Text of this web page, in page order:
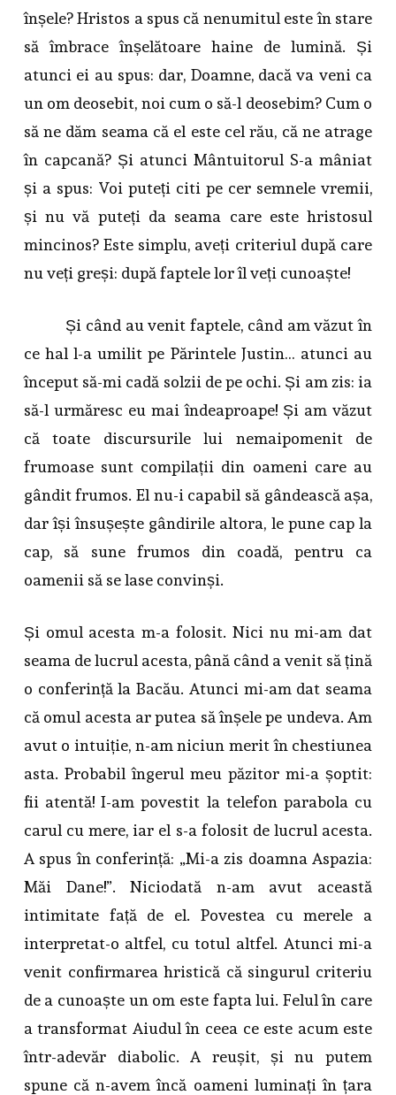
înșele? Hristos a spus că nenumitul este în stare
să îmbrace înșelătoare haine de lumină. Și
atunci ei au spus: dar, Doamne, dacă va veni ca
un om deosebit, noi cum o să-l deosebim? Cum o
să ne dăm seama că el este cel rău, că ne atrage
în capcană? Și atunci Mântuitorul S-a mâniat
și a spus: Voi puteți citi pe cer semnele vremii,
și nu vă puteți da seama care este hristosul
mincinos? Este simplu, aveți criteriul după care
nu veți greși: după faptele lor îl veți cunoaște!
Și când au venit faptele, când am văzut în
ce hal l-a umilit pe Părintele Justin… atunci au
început să-mi cadă solzii de pe ochi. Și am zis: ia
să-l urmăresc eu mai îndeaproape! Și am văzut
că toate discursurile lui nemaipomenit de
frumoase sunt compilații din oameni care au
gândit frumos. El nu-i capabil să gândească așa,
dar își însușește gândirile altora, le pune cap la
cap, să sune frumos din coadă, pentru ca
oamenii să se lase convinși.
Și omul acesta m-a folosit. Nici nu mi-am dat
seama de lucrul acesta, până când a venit să țină
o conferință la Bacău. Atunci mi-am dat seama
că omul acesta ar putea să înșele pe undeva. Am
avut o intuiție, n-am niciun merit în chestiunea
asta. Probabil îngerul meu păzitor mi-a șoptit:
fii atentă! I-am povestit la telefon parabola cu
carul cu mere, iar el s-a folosit de lucrul acesta.
A spus în conferință: „Mi-a zis doamna Aspazia:
Măi Dane!”. Niciodată n-am avut această
intimitate față de el. Povestea cu merele a
interpretat-o altfel, cu totul altfel. Atunci mi-a
venit confirmarea hristică că singurul criteriu
de a cunoaște un om este fapta lui. Felul în care
a transformat Aiudul în ceea ce este acum este
într-adevăr diabolic. A reușit, și nu putem
spune că n-avem încă oameni luminați în țara